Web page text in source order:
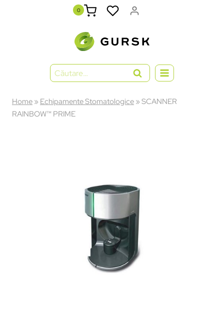
0
Home»Echipamente Stomatologice»SCANNER
RAINBOW™ PRIME